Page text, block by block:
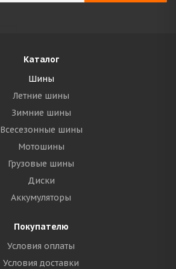
Каталог
Шины
Летние шины
Зимние шины
Всесезонные шины
Мотошины
Грузовые шины
Диски
Аккумуляторы
Покупателю
Условия оплаты
Условия доставки